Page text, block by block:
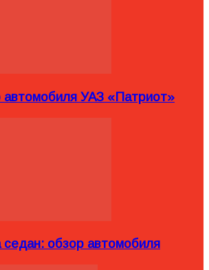
УАЗ «Патриот»
седан: обзор автомобиля